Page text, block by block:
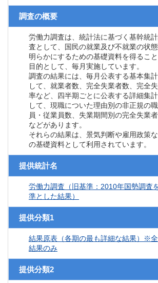
調査の概要
労働力調査は、統計法に基づく基幹統
査として、国民の就業及び不就業の状
明らかにするための基礎資料を得るこ
目的として、毎月実施しています。
調査の結果には、毎月公表する基本集計
して、就業者数、完全失業者数、完全
率など、四半期ごとに公表する詳細集計
して、現職についた理由別の非正規の職
員・従業員数、失業期間別の完全失業
などがあります。
それらの結果は、景気判断や雇用政策
の基礎資料として利用されています。
提供統計名
労働力調査（旧基準：2010年国勢調査
準とした結果）
提供分類1
結果原表（各期の最も詳細な結果）※
結果のみ
提供分類2